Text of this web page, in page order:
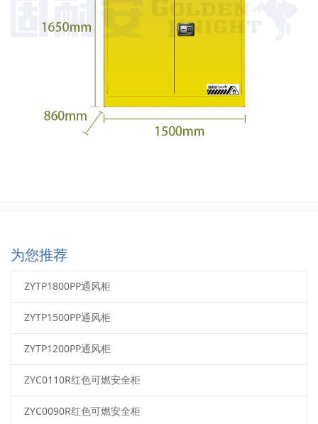
为您推荐
ZYTP1800PP通风柜
ZYTP1500PP通风柜
ZYTP1200PP通风柜
ZYC0110R红色可燃安全柜
ZYC0090R红色可燃安全柜